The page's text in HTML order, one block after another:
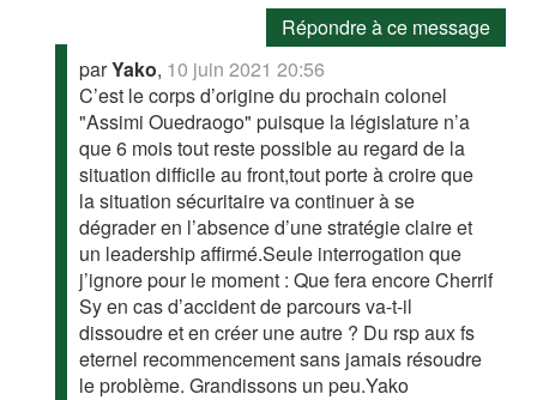
Répondre à ce message
parYako, 10 juin 2021 20:56
C’est le corps d’origine du prochain colonel
"Assimi Ouedraogo" puisque la législature n’a
que 6 mois tout reste possible au regard de la
situation difficile au front,tout porte à croire que
la situation sécuritaire va continuer à se
dégrader en l’absence d’une stratégie claire et
un leadership affirmé.Seule interrogation que
j’ignore pour le moment : Que fera encore Cherrif
Sy en cas d’accident de parcours va-t-il
dissoudre et en créer une autre ? Du rsp aux fs
eternel recommencement sans jamais résoudre
le problème. Grandissons un peu.Yako